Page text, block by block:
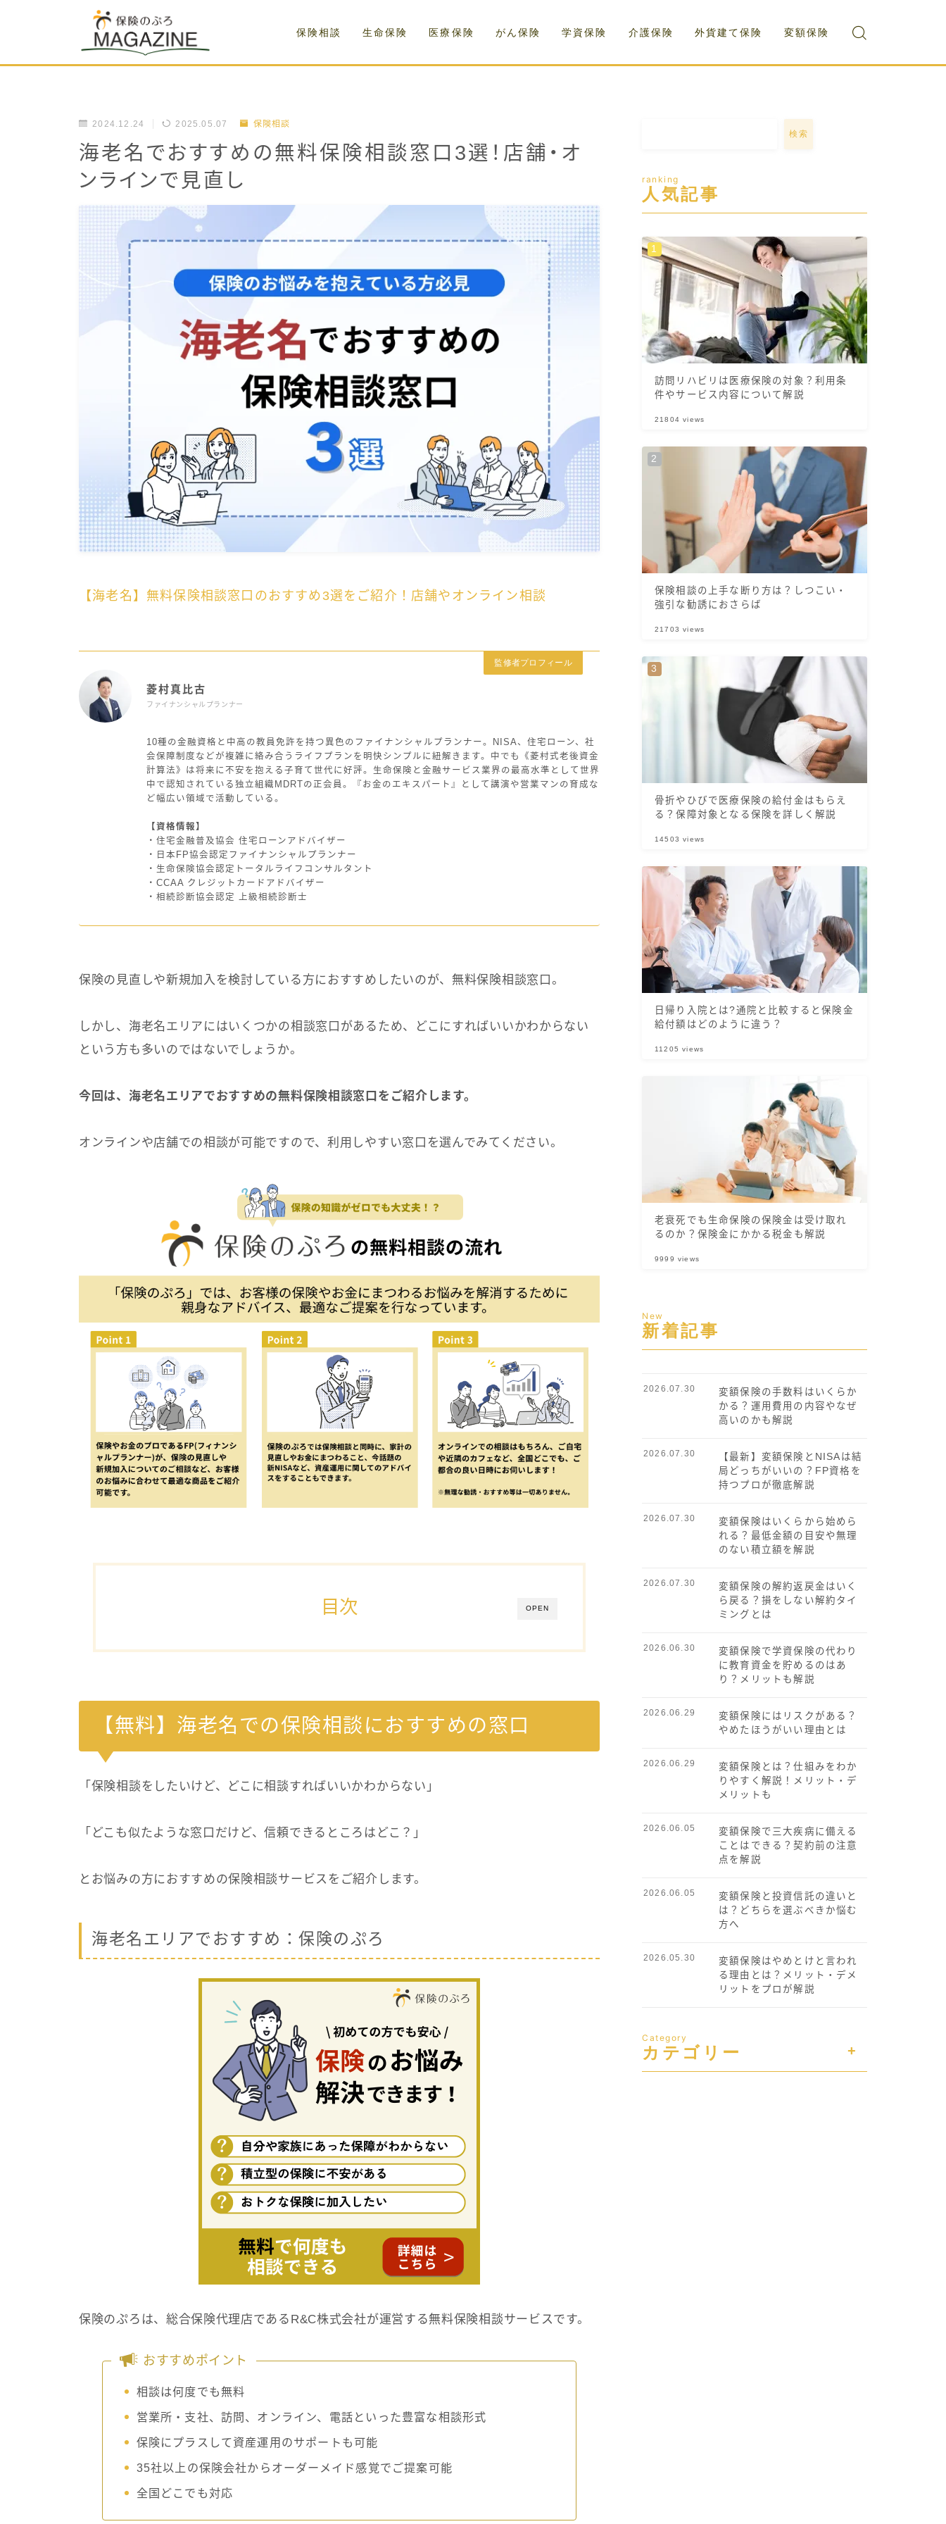
保険相談 生命保険 医療保険 がん保険 学資保険 介護保険 外貨建て保険 変額保険
2024.12.24 2025.05.07 保険相談
海老名でおすすめの無料保険相談窓口3選！店舗・オ
ンラインで見直し
【海老名】無料保険相談窓口のおすすめ3選をご紹介！店舗やオンライン相談
監修者プロフィール
菱村真比古
ファイナンシャルプランナー
10種の金融資格と中高の教員免許を持つ異色のファイナンシャルプランナー。NISA、住宅ローン、社
会保障制度などが複雑に絡み合うライフプランを明快シンプルに紐解きます。中でも《菱村式老後資金
計算法》は将来に不安を抱える子育て世代に好評。生命保険と金融サービス業界の最高水準として世界
中で認知されている独立組織MDRTの正会員。『お金のエキスパート』として講演や営業マンの育成な
ど幅広い領域で活動している。
【資格情報】
・住宅金融普及協会 住宅ローンアドバイザー
・日本FP協会認定ファイナンシャルプランナー
・生命保険協会認定トータルライフコンサルタント
・CCAA クレジットカードアドバイザー
・相続診断協会認定 上級相続診断士
保険の見直しや新規加入を検討している方におすすめしたいのが、無料保険相談窓口。
しかし、海老名エリアにはいくつかの相談窓口があるため、どこにすればいいかわからない
という方も多いのではないでしょうか。
今回は、海老名エリアでおすすめの無料保険相談窓口をご紹介します。
オンラインや店舗での相談が可能ですので、利用しやすい窓口を選んでみてください。
OPEN
目次
【無料】海老名での保険相談におすすめの窓口
「保険相談をしたいけど、どこに相談すればいいかわからない」
「どこも似たような窓口だけど、信頼できるところはどこ？」
とお悩みの方におすすめの保険相談サービスをご紹介します。
海老名エリアでおすすめ：保険のぷろ
保険のぷろは、総合保険代理店であるR&C株式会社が運営する無料保険相談サービスです。
おすすめポイント
相談は何度でも無料
営業所・支社、訪問、オンライン、電話といった豊富な相談形式
保険にプラスして資産運用のサポートも可能
35社以上の保険会社からオーダーメイド感覚でご提案可能
全国どこでも対応
検索
ranking
人気記事
訪問リハビリは医療保険の対象？利用条
件やサービス内容について解説
21804 views
保険相談の上手な断り方は？しつこい・
強引な勧誘におさらば
21703 views
骨折やひびで医療保険の給付金はもらえ
る？保障対象となる保険を詳しく解説
14503 views
日帰り入院とは?通院と比較すると保険金
給付額はどのように違う？
11205 views
老衰死でも生命保険の保険金は受け取れ
るのか？保険金にかかる税金も解説
9999 views
New
新着記事
変額保険の手数料はいくらか
かる？運用費用の内容やなぜ
高いのかも解説
2026.07.30
【最新】変額保険とNISAは結
局どっちがいいの？FP資格を
持つプロが徹底解説
2026.07.30
変額保険はいくらから始めら
れる？最低金額の目安や無理
のない積立額を解説
2026.07.30
変額保険の解約返戻金はいく
ら戻る？損をしない解約タイ
ミングとは
2026.07.30
変額保険で学資保険の代わり
に教育資金を貯めるのはあ
り？メリットも解説
2026.06.30
変額保険にはリスクがある？
やめたほうがいい理由とは
2026.06.29
変額保険とは？仕組みをわか
りやすく解説！メリット・デ
メリットも
2026.06.29
変額保険で三大疾病に備える
ことはできる？契約前の注意
点を解説
2026.06.05
変額保険と投資信託の違いと
は？どちらを選ぶべきか悩む
方へ
2026.06.05
変額保険はやめとけと言われ
る理由とは？メリット・デメ
リットをプロが解説
2026.05.30
Category
カテゴリー